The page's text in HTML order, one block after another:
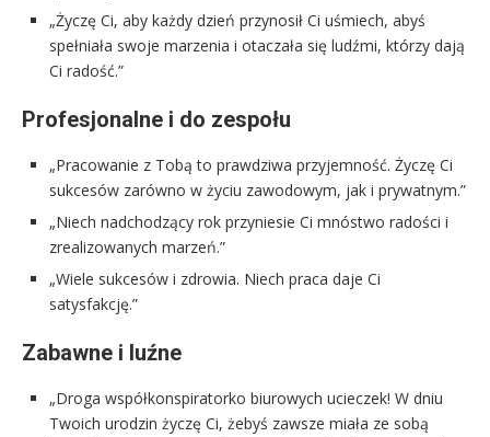
„Życzę Ci, aby każdy dzień przynosił Ci uśmiech, abyś
spełniała swoje marzenia i otaczała się ludźmi, którzy dają
Ci radość.”
Profesjonalne i do zespołu
„Pracowanie z Tobą to prawdziwa przyjemność. Życzę Ci
sukcesów zarówno w życiu zawodowym, jak i prywatnym.”
„Niech nadchodzący rok przyniesie Ci mnóstwo radości i
zrealizowanych marzeń.”
„Wiele sukcesów i zdrowia. Niech praca daje Ci
satysfakcję.”
Zabawne i luźne
„Droga współkonspiratorko biurowych ucieczek! W dniu
Twoich urodzin życzę Ci, żebyś zawsze miała ze sobą